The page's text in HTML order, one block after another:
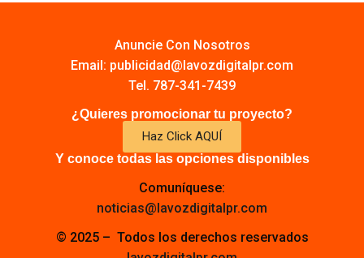
Anuncie Con Nosotros
Email: publicidad@lavozdigitalpr.com
Tel. 787-341-7439
¿Quieres promocionar tu proyecto?
Haz Click AQUÍ
Y conoce todas las opciones disponibles
Comuníquese:
noticias@lavozdigitalpr.com
© 2025 – Todos los derechos reservados